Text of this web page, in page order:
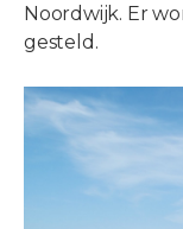
Noordwijk. Er
gesteld.